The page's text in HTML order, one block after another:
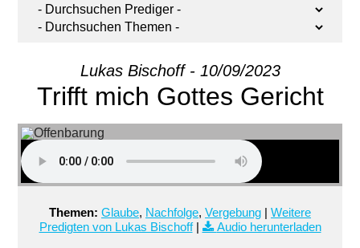
Lukas Bischoff - 10/09/2023
Trifft mich Gottes Gericht
Themen: Glaube, Nachfolge, Vergebung | Weitere
Predigten von Lukas Bischoff| Audio herunterladen